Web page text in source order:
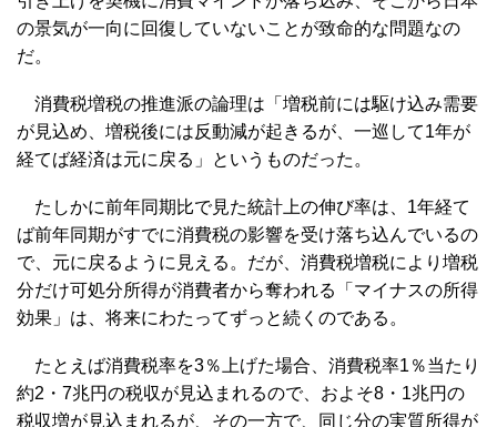
の景気が一向に回復していないことが致命的な問題なの
だ。
消費税増税の推進派の論理は「増税前には駆け込み需要
が見込め、増税後には反動減が起きるが、一巡して1年が
経てば経済は元に戻る」というものだった。
たしかに前年同期比で見た統計上の伸び率は、1年経て
ば前年同期がすでに消費税の影響を受け落ち込んでいるの
で、元に戻るように見える。だが、消費税増税により増税
分だけ可処分所得が消費者から奪われる「マイナスの所得
効果」は、将来にわたってずっと続くのである。
たとえば消費税率を3％上げた場合、消費税率1％当たり
約2・7兆円の税収が見込まれるので、およそ8・1兆円の
税収増が見込まれるが、その一方で、同じ分の実質所得が